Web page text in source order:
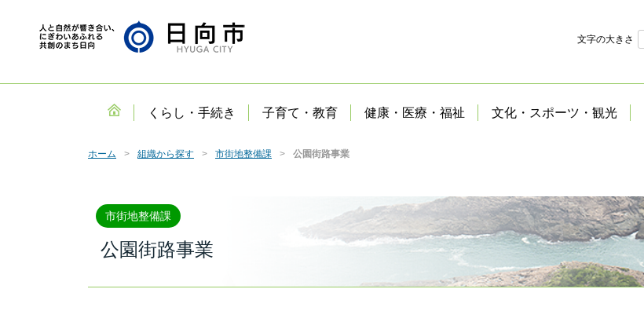
文字の大きさ
くらし・手続き 子育て・教育 健康・医療・福祉 文化・スポーツ・観光
ホーム 組織から探す 市街地整備課 公園街路事業
市街地整備課
公園街路事業